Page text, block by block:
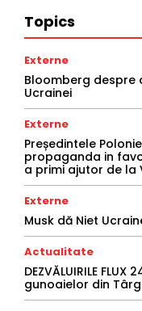
Topics
Externe
Bloomberg despre
Ucrainei
Externe
Președintele
propaganda in
a primi ajutor de la
Externe
Musk dă Niet
Actualitate
DEZVĂLUIRILE
gunoaielor din